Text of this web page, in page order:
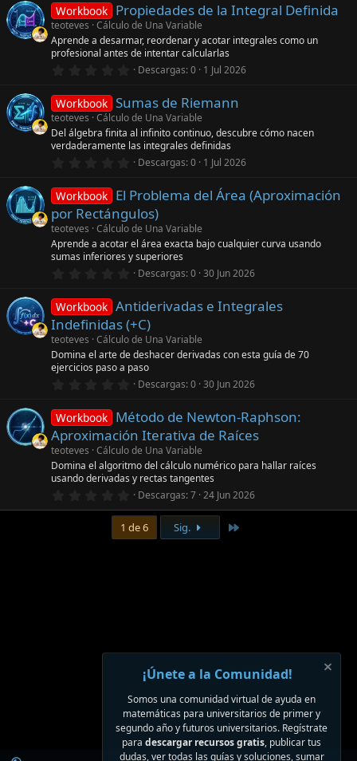
s
)
0
e
s
t
r
e
a
(
s
)
Workbook Propiedades de la Integral Definida
teoteves Cálculo de Una Variable
Aprende a desarmar, reordenar y acotar integrales como un
profesional antes de intentar calcularlas
0
0
e
s
t
r
e
a
(
s
)
Descargas 0 1 Jul 2026
Workbook Sumas de Riemann
teoteves Cálculo de Una Variable
Del álgebra finita al infinito continuo, descubre cómo nacen
verdaderamente las integrales definidas
0
0
s
t
r
e
l
s
)
Descargas 0 1 Jul 2026
Workbook El Problema del Área (Aproximación
por Rectángulos)
teoteves Cálculo de Una Variable
Aprende a acotar el área exacta bajo cualquier curva usando
sumas inferiores y superiores
0
0
e
s
t
r
e
l
s
Descargas 0 30 Jun 2026
Workbook Antiderivadas e Integrales
Indefinidas (+C)
teoteves Cálculo de Una Variable
Domina el arte de deshacer derivadas con esta guía de 70
ejercicios paso a paso
0
0
s
t
r
e
l
(
s
)
Descargas 0 30 Jun 2026
Workbook Método de Newton-Raphson:
Aproximación Iterativa de Raíces
teoteves Cálculo de Una Variable
Domina el algoritmo del cálculo numérico para hallar raíces
usando derivadas y rectas tangentes
0
0
0
e
)
Descargas 7 24 Jun 2026
1 de 6 Sig.
¡Únete a la Comunidad!
Somos una comunidad virtual de ayuda en
matemáticas para universitarios de primer y
segundo año y futuros universitarios. Regístrate
para descargar recursos gratis, publicar tus
dudas, ver todas las guías y soluciones, sumar